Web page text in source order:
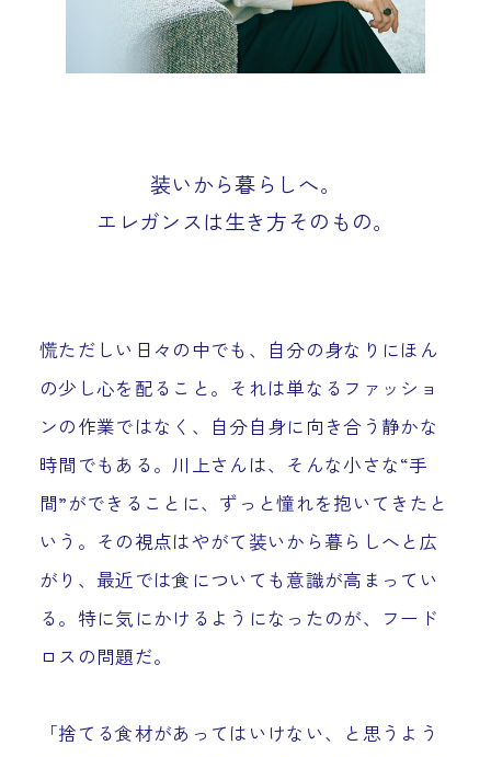
装いから暮らしへ。
エレガンスは生き方そのもの。
慌ただしい日々の中でも、自分の身なりにほん
の少し心を配ること。それは単なるファッショ
ンの作業ではなく、自分自身に向き合う静かな
時間でもある。川上さんは、そんな小さな“手
間”ができることに、ずっと憧れを抱いてきたと
いう。その視点はやがて装いから暮らしへと広
がり、最近では食についても意識が高まってい
る。特に気にかけるようになったのが、フード
ロスの問題だ。
「捨てる食材があってはいけない、と思うよう